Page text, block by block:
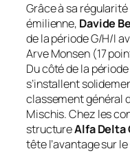
Grâce à sa
émilienne, Davide
de la période G/H/I
Arve Monsen (17
Du côté de la
s’installent
classement général
Mischis. Chez les
structureAlfa Delta
tête l’avantage sur